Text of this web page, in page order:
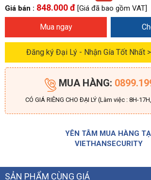
Giá bán : 848.000 đ [Giá đã bao gồm VAT]
Mua ngay
Đăng ký Đại Lý - Nhận Gía Tốt Nhất
MUA HÀNG:
CÓ GIÁ RIÊNG CHO ĐẠI LÝ (Làm việc : 8H-
YÊN TÂM MUA HÀNG
VIETHANSECURITY
SẢN PHẨM CÙNG GIÁ